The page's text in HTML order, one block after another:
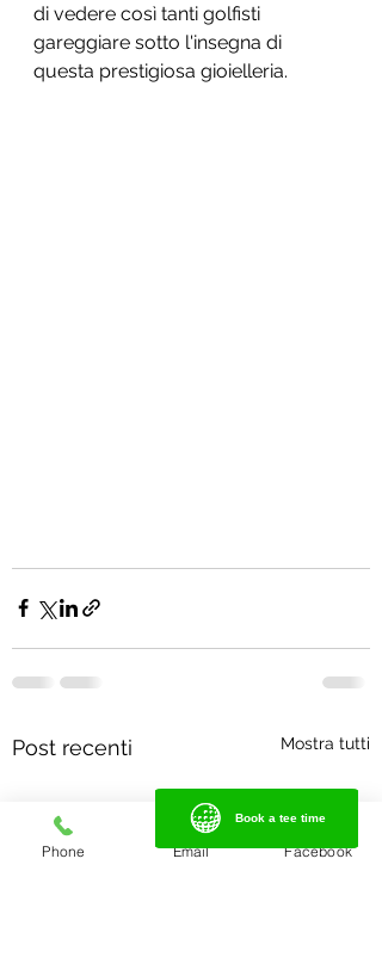
di vedere così tanti golfisti
gareggiare sotto l'insegna di
questa prestigiosa gioielleria.
Post recenti Mostra tutti
Phone Email Facebook
Book a tee time
Book a tee time